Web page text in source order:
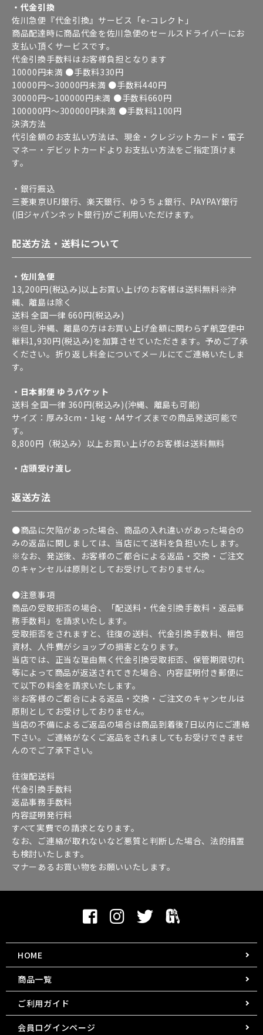
・代金引換
佐川急便『代金引換』サービス「e-コレクト」
商品配達時に商品代金を佐川急便のセールスドライバーにお
支払い頂くサービスです。
代金引換手数料はお客様負担となります
10000円未満 ●手数料330円
10000円～30000円未満 ●手数料440円
30000円～100000円未満 ●手数料660円
100000円～300000円未満 ●手数料1100円
決済方法
代引金額のお支払い方法は、現金・クレジットカード・電子
マネー・デビットカードよりお支払い方法をご指定頂けま
す。
・銀行振込
三菱東京UFJ銀行、楽天銀行、ゆうちょ銀行、PAYPAY銀行
(旧ジャパンネット銀行)がご利用いただけます。
配送方法・送料について
・佐川急便
13,200円(税込み)以上お買い上げのお客様は送料無料※沖
縄、離島は除く
送料 全国一律 660円(税込み)
※但し沖縄、離島の方はお買い上げ金額に関わらず航空便中
継料1,930円(税込み)を加算させていただきます。予めご了承
ください。折り返し料金についてメールにてご連絡いたしま
す。
・日本郵便 ゆうパケット
送料 全国一律 360円(税込み)(沖縄、離島も可能)
サイズ：厚み3cm・1kg・A4サイズまでの商品発送可能で
す。
8,800円（税込み）以上お買い上げのお客様は送料無料
・店頭受け渡し
返送方法
●商品に欠陥があった場合、商品の入れ違いがあった場合の
みの返品に関しましては、当店にて送料を負担いたします。
※なお、発送後、お客様のご都合による返品・交換・ご注文
のキャンセルは原則としてお受けしておりません。
●注意事項
商品の受取拒否の場合、「配送料・代金引換手数料・返品事
務手数料」を請求いたします。
受取拒否をされますと、往復の送料、代金引換手数料、梱包
資材、人件費がショップの損害となります。
当店では、正当な理由無く代金引換受取拒否、保管期限切れ
等によって商品が返送されてきた場合、内容証明付き郵便に
て以下の料金を請求いたします。
※お客様のご都合による返品・交換・ご注文のキャンセルは
原則としてお受けしておりません。
当店の不備によるご返品の場合は商品到着後7日以内にご連絡
下さい。ご連絡がなくご返品をされましてもお受けできませ
んのでご了承下さい。
往復配送料
代金引換手数料
返品事務手数料
内容証明発行料
すべて実費での請求となります。
なお、ご連絡が取れないなど悪質と判断した場合、法的措置
も検討いたします。
マナーあるお買い物をお願いいたします。
HOME
商品一覧
ご利用ガイド
会員ログインページ